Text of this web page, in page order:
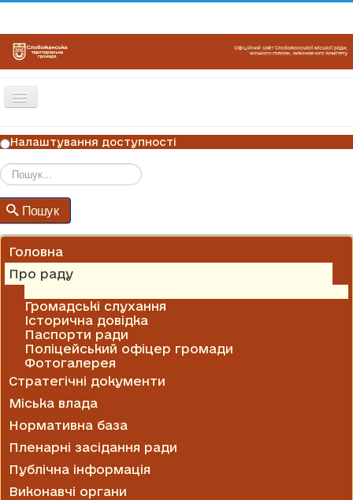
Перемикач
ГОЛОВНА
НОВИНИ
ОГОЛОШЕННЯ
ГРАФІКИ ПРИЙОМУ
Налаштування доступності
Пошук
Головна
Про раду
Громадські слухання
Історична довідка
Паспорти ради
Поліцейський офіцер громади
Фотогалерея
Стратегічні документи
Міська влада
Нормативна база
Пленарні засідання ради
Публічна інформація
Виконавчі органи